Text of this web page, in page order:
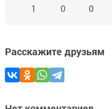
1 0 0
Расскажите друзьям